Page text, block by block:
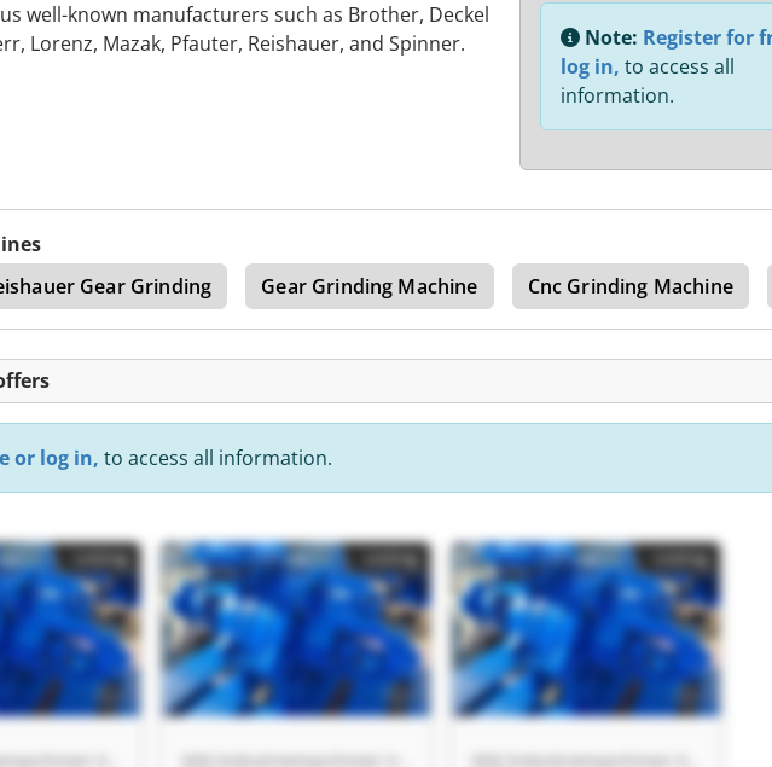
well-known manufacturers such as Brother, Deckel
Lorenz, Mazak, Pfauter, Reishauer, and Spinner.
Note: Register for
log in, to access all
information.
Gear Grinding Gear Grinding Machine Cnc Grinding Machine
or log in, to access all information.